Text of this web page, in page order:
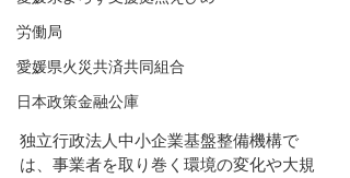
労働局
愛媛県火災共済共同組合
日本政策金融公庫
独立行政法人中小企業基盤整備機構で
は、事業者を取り巻く環境の変化や大規